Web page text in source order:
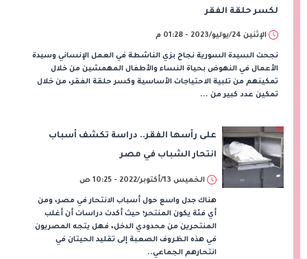
لكسر حلقة الفقر
الإثنين 24/يوليو/2023 - 01:28 م
نجحت السيدة السورية نجاح بزي الناشطة في العمل الإنساني وسيدة
الأعمال في النهوض بحياة النساء والأطفال المهمشين من خلال
تمكينهم من تلبية الاحتياجات الأساسية وكسر حلقة الفقر، من خلال
تمكين عدد كبير من ...
على رأسها الفقر.. دراسة تكشف أسباب
انتحار الشباب في مصر
الخميس 13/أكتوبر/2022 - 10:25 ص
هناك جدل واسع حول أسباب الانتحار في مصر، ومن
أي فئة يكون المنتحر؛ حيث أكدت دراسات أن أغلب
المنتحرين من محدودي الدخل، فهل يتجه المصريون
في هذه الظروف الصعبة إلى تقليد الحيتان في
انتحارهم الجماعي..